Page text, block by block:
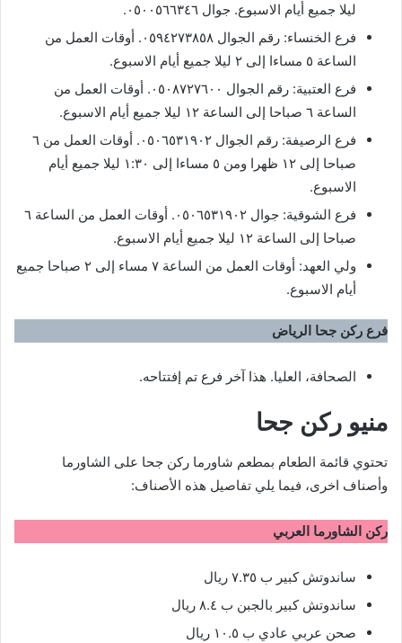
ليلا جميع أيام الاسبوع. جوال ٠٥٠٠٥٦٦٣٤٦.
فرع الخنساء: رقم الجوال ٠٥٩٤٢٧٣٨٥٨. أوقات العمل من
الساعة ٥ مساءا إلى ٢ ليلا جميع أيام الاسبوع.
فرع العتبية: رقم الجوال ٠٥٠٨٧٢٧٦٠٠. أوقات العمل من
الساعة ٦ صباحا إلى الساعة ١٢ ليلا جميع أيام الاسبوع.
فرع الرصيفة: رقم الجوال ٠٥٠٦٥٣١٩٠٢. أوقات العمل من ٦
صباحا إلى ١٢ ظهرا ومن ٥ مساءا إلى ١:٣٠ ليلا جميع أيام
الاسبوع.
فرع الشوقية: جوال ٠٥٠٦٥٣١٩٠٢. أوقات العمل من الساعة ٦
صباحا إلى الساعة ١٢ ليلا جميع أيام الاسبوع.
ولي العهد: أوقات العمل من الساعة ٧ مساء إلى ٢ صباحا جميع
أيام الاسبوع.
فرع ركن جحا الرياض
الصحافة، العليا. هذا آخر فرع تم إفتتاحه.
منيو ركن جحا
تحتوي قائمة الطعام بمطعم شاورما ركن جحا على الشاورما
وأصناف اخرى، فيما يلي تفاصيل هذه الأصناف:
ركن الشاورما العربي
ساندوتش كبير ب ٧.٣٥ ريال
ساندوتش كبير بالجبن ب ٨.٤ ريال
صحن عربي عادي ب ١٠.٥ ريال